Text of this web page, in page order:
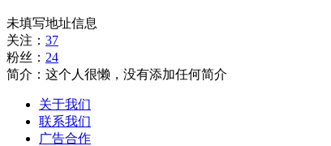
未填写地址信息
关注： 37
粉丝： 24
简介：这个人很懒，没有添加任何简介
关于我们
联系我们
广告合作